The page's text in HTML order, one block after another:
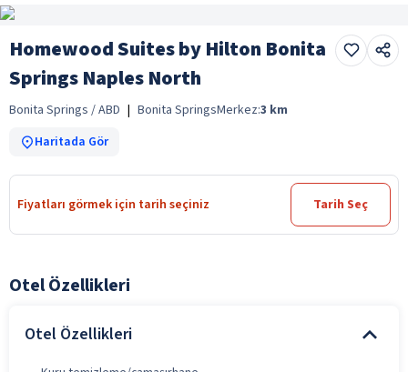
Homewood Suites by Hilton Bonita
Springs Naples North
Bonita Springs / ABD | Bonita SpringsMerkez:3 km
Haritada Gör
Fiyatları görmek için tarih seçiniz Tarih Seç
Otel Özellikleri
Otel Özellikleri